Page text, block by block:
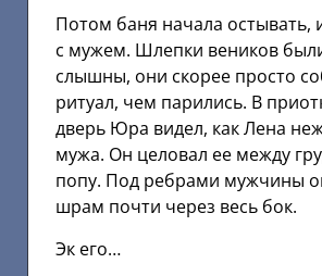
Потом баня начала остывать,
с мужем. Шлепки веников
слышны, они скорее просто
ритуал, чем парились. В
дверь Юра видел, как Лена
мужа. Он целовал ее между
попу. Под ребрами мужчины
шрам почти через весь бок.
Эк его…